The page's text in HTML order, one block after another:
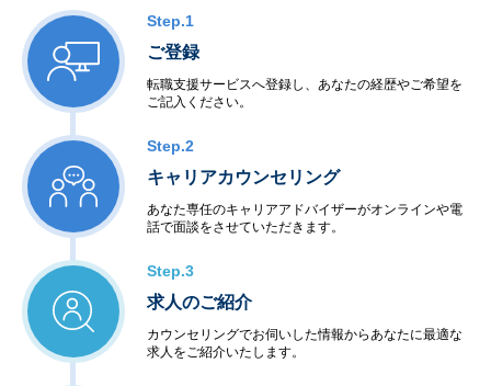
Step.1
ご登録
転職支援サービスへ登録し、あなたの経歴やご希望を
ご記入ください。
Step.2
キャリアカウンセリング
あなた専任のキャリアアドバイザーがオンラインや電
話で面談をさせていただきます。
Step.3
求人のご紹介
カウンセリングでお伺いした情報からあなたに最適な
求人をご紹介いたします。